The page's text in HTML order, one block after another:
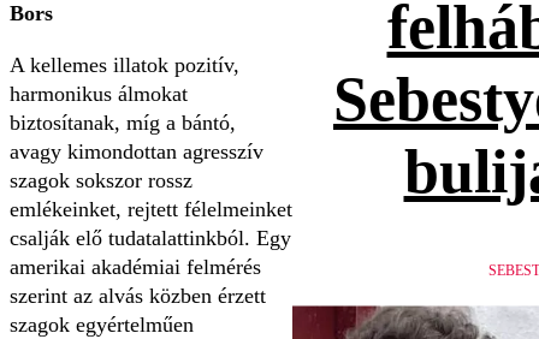
Bors
A kellemes illatok pozitív,
harmonikus álmokat
biztosítanak, míg a bántó,
avagy kimondottan agresszív
szagok sokszor rossz
emlékeinket, rejtett félelmeinket
csalják elő tudatalattinkból. Egy
amerikai akadémiai felmérés
szerint az alvás közben érzett
szagok egyértelműen